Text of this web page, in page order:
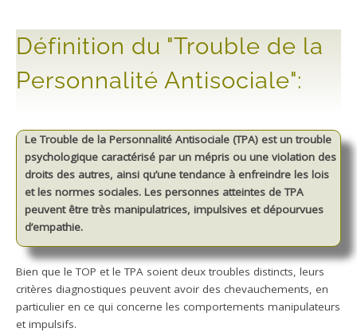
Définition du "Trouble de la
Personnalité Antisociale":
Le Trouble de la Personnalité Antisociale (TPA) est un trouble
psychologique caractérisé par un mépris ou une violation des
droits des autres, ainsi qu’une tendance à enfreindre les lois
et les normes sociales. Les personnes atteintes de TPA
peuvent être très manipulatrices, impulsives et dépourvues
d’empathie.
Bien que le TOP et le TPA soient deux troubles distincts, leurs
critères diagnostiques peuvent avoir des chevauchements, en
particulier en ce qui concerne les comportements manipulateurs
et impulsifs.